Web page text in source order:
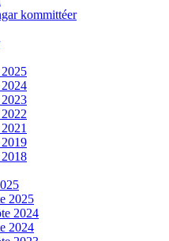
kommittéer
2025
2024
2024